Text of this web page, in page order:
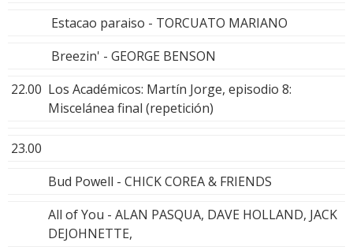
Estacao paraiso - TORCUATO MARIANO
Breezin' - GEORGE BENSON
22.00 Los Académicos: Martín Jorge, episodio 8:
Miscelánea final (repetición)
23.00
Bud Powell - CHICK COREA & FRIENDS
All of You - ALAN PASQUA, DAVE HOLLAND, JACK
DEJOHNETTE,